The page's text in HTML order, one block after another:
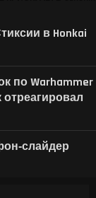
в Honkai
по Warhammer